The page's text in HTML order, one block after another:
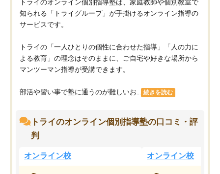
トライのオンライン個別指導塾は、家庭教師や個別教室で
知られる「トライグループ」が手掛けるオンライン指導の
サービスです。
トライの「一人ひとりの個性に合わせた指導」「人の力に
よる教育」の理念はそのままに、ご自宅や好きな場所から
マンツーマン指導が受講できます。
部活や習い事で塾に通うのが難しいお... 続きを読む
トライのオンライン個別指導塾の口コミ・評
判
オンライン校 オンライン校